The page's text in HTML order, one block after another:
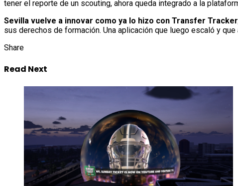
tener el reporte de un scouting, ahora queda integrado a la
Sevilla vuelve a innovar como ya lo hizo con Transfer Tracker
sus derechos de formación. Una aplicación que luego escaló y
Share
Read Next